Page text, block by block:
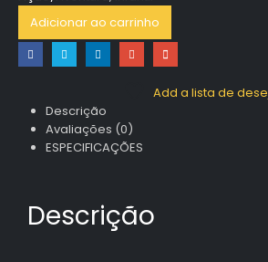
Adicionar ao carrinho
Add a lista de
Descrição
Avaliações (0)
ESPECIFICAÇÕES
Descrição